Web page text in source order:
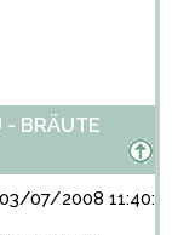
- BRÄUTE
03/07/2008